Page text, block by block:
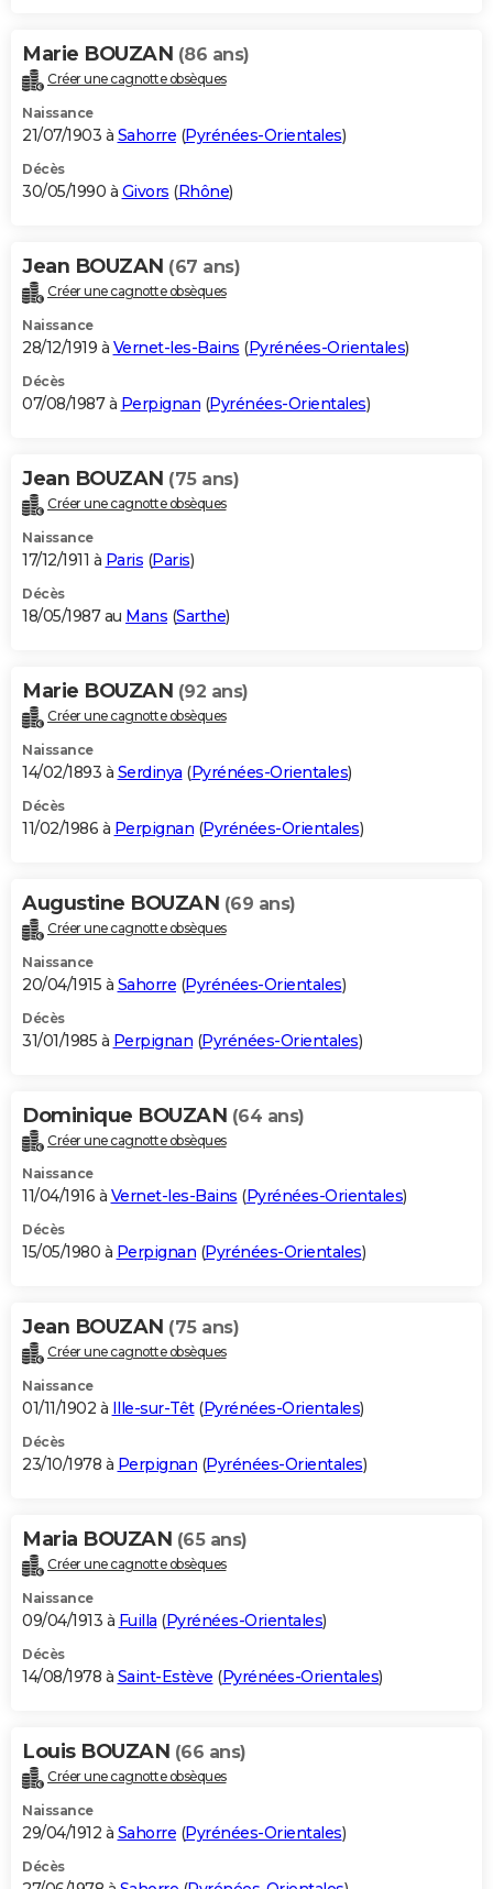
Marie BOUZAN (86 ans)
Créer une cagnotte obsèques
Naissance
21/07/1903 à Sahorre (Pyrénées-Orientales)
Décès
30/05/1990 à Givors (Rhône)
Jean BOUZAN (67 ans)
Créer une cagnotte obsèques
Naissance
28/12/1919 à Vernet-les-Bains (Pyrénées-Orientales)
Décès
07/08/1987 à Perpignan (Pyrénées-Orientales)
Jean BOUZAN (75 ans)
Créer une cagnotte obsèques
Naissance
17/12/1911 à Paris (Paris)
Décès
18/05/1987 au Mans (Sarthe)
Marie BOUZAN (92 ans)
Créer une cagnotte obsèques
Naissance
14/02/1893 à Serdinya (Pyrénées-Orientales)
Décès
11/02/1986 à Perpignan (Pyrénées-Orientales)
Augustine BOUZAN (69 ans)
Créer une cagnotte obsèques
Naissance
20/04/1915 à Sahorre (Pyrénées-Orientales)
Décès
31/01/1985 à Perpignan (Pyrénées-Orientales)
Dominique BOUZAN (64 ans)
Créer une cagnotte obsèques
Naissance
11/04/1916 à Vernet-les-Bains (Pyrénées-Orientales)
Décès
15/05/1980 à Perpignan (Pyrénées-Orientales)
Jean BOUZAN (75 ans)
Créer une cagnotte obsèques
Naissance
01/11/1902 à Ille-sur-Têt(Pyrénées-Orientales)
Décès
23/10/1978 à Perpignan (Pyrénées-Orientales)
Maria BOUZAN (65 ans)
Créer une cagnotte obsèques
Naissance
09/04/1913 à Fuilla (Pyrénées-Orientales)
Décès
14/08/1978 à Saint-Estève (Pyrénées-Orientales)
Louis BOUZAN (66 ans)
Créer une cagnotte obsèques
Naissance
29/04/1912 à Sahorre (Pyrénées-Orientales)
Décès